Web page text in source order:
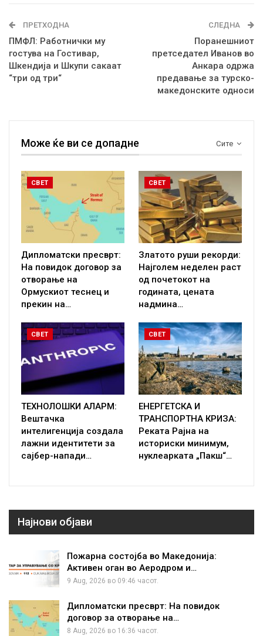
ПРЕТХОДНА
ПМФЛ: Работнички му
гостува на Гостивар,
Шкендија и Шкупи сакаат
“три од три“
СЛЕДНА
Поранешниот
претседател Иванов во
Анкара одржа
предавање за турско-
македонските односи
Сите
Може ќе ви се допадне
СВЕТ
Дипломатски пресврт:
На повидок договор за
отворање на
Ормускиот теснец и
прекин на…
СВЕТ
Златото руши рекорди:
Најголем неделен раст
од почетокот на
годината, цената
надмина…
СВЕТ
ТЕХНОЛОШКИ АЛАРМ:
Вештачка
интелигенција создала
лажни идентитети за
сајбер-напади…
СВЕТ
ЕНЕРГЕТСКА И
ТРАНСПОРТНА КРИЗА:
Реката Рајна на
историски минимум,
нуклеарката „Пакш“…
Најнови објави
Пожарна состојба во Македонија:
Активен оган во Аеродром и…
9 Aug, 2026 во 09:46 часот.
Дипломатски пресврт: На повидок
договор за отворање на…
8 Aug, 2026 во 16:36 часот.